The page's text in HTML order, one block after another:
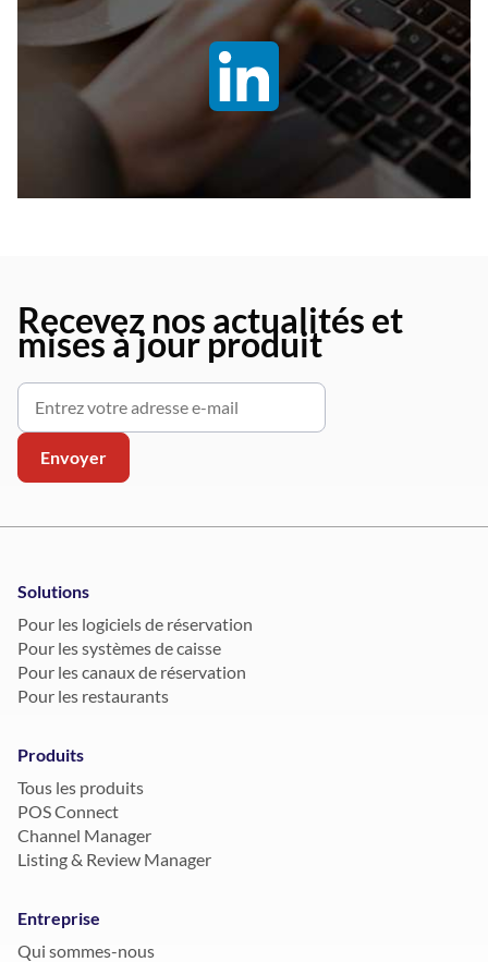
Recevez nos actualités et
mises à jour produit
Solutions
Pour les logiciels de réservation
Pour les systèmes de caisse
Pour les canaux de réservation
Pour les restaurants
Produits
Tous les produits
POS Connect
Channel Manager
Listing & Review Manager
Entreprise
Qui sommes-nous